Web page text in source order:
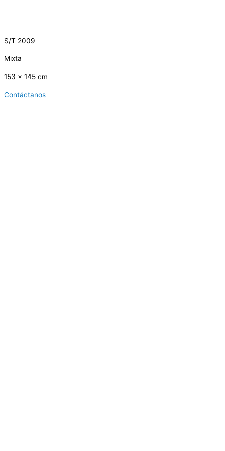
S/T 2009
Mixta
153 x 145 cm
Contáctanos